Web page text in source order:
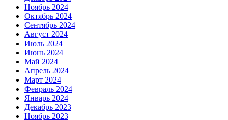
Ноябрь 2024
Октябрь 2024
Сентябрь 2024
Август 2024
Июль 2024
Июнь 2024
Май 2024
Апрель 2024
Март 2024
Февраль 2024
Январь 2024
Декабрь 2023
Ноябрь 2023